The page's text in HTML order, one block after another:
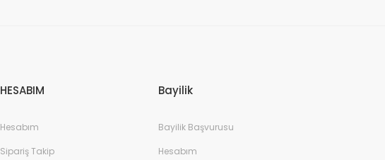
HESABIM
Hesabım
Sipariş Takip
Bayilik
Bayilik Başvurusu
Hesabım